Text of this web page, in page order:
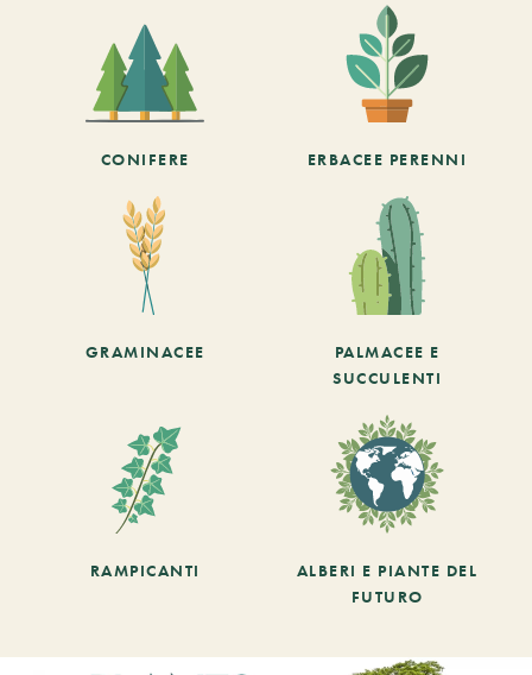
CONIFERE ERBACEE PERENNI
GRAMINACEE
PALMACEE E
SUCCULENTI
RAMPICANTI
ALBERI E PIANTE DEL
FUTURO